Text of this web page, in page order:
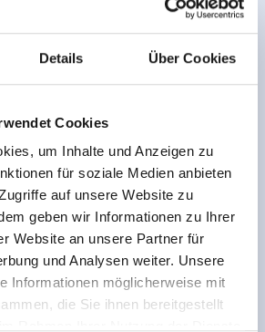
Details Über Cookies
Cookies
um Inhalte und Anzeigen zu
für soziale Medien anbieten
auf unsere Website zu
geben wir Informationen zu Ihrer
Website an unsere Partner für
und Analysen weiter. Unsere
Informationen möglicherweise mit
die Sie ihnen bereitgestellt
interaktiv erkunden
nicht angezeigt werden.
Sie die Cookies, um den Inhalt zu
laden.
Einstellungen ändern